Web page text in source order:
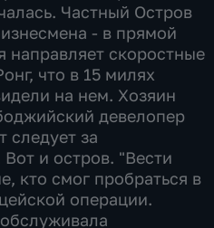
Частный Остров
- в прямой
направляет скоростные
что в 15 милях
на нем. Хозяин
девелопер
следует за
и остров. "Вести
кто смог пробраться в
операции.